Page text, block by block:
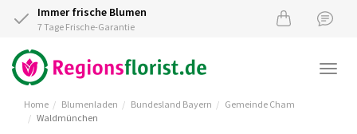
Immer frische Blumen
7 Tage Frische-Garantie
Home Blumenladen Bundesland Bayern
Gemeinde Cham
Waldmünchen